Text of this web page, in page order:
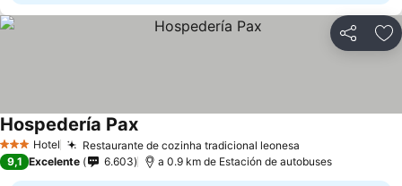
Partilhar
3 EstrelasHotel Restaurante de cozinha tradicional leonesa
Hospedería PaxVer preços
9,1 Excelente 6.603 a 0.9 km de Estación de autobuses